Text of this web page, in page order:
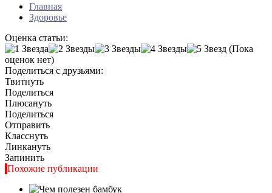
Главная
Здоровье
Оценка статьи:
(Пока
оценок нет)
Поделиться с друзьями:
Твитнуть
Поделиться
Плюсануть
Поделиться
Отправить
Класснуть
Линкануть
Запинить
Похожие публикации